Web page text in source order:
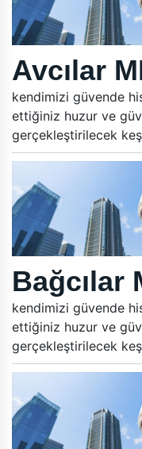
Avcılar
kendimizi güvende
ettiğiniz huzur ve
gerçekleştirilecek
Bağcılar
kendimizi güvende
ettiğiniz huzur ve
gerçekleştirilecek